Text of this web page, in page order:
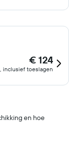
€ 124
inclusief toeslagen
en hoe